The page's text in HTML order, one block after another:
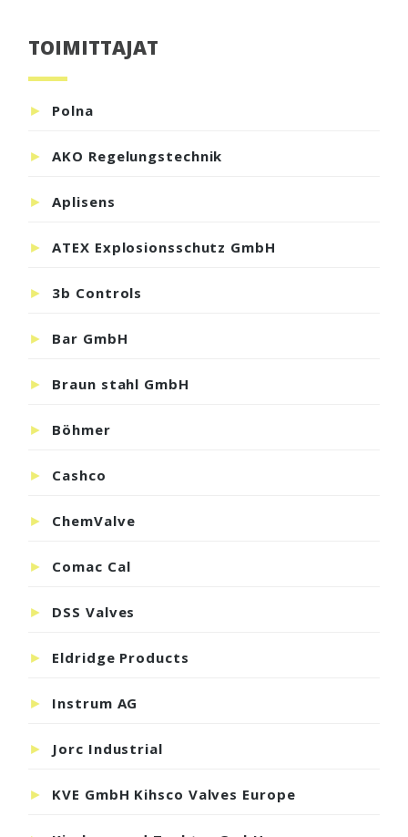
Ensisijainen
sivupalkki
TOIMITTAJAT
Polna
AKO Regelungstechnik
Aplisens
ATEX Explosionsschutz GmbH
3b Controls
Bar GmbH
Braun stahl GmbH
Böhmer
Cashco
ChemValve
Comac Cal
DSS Valves
Eldridge Products
Instrum AG
Jorc Industrial
KVE GmbH Kihsco Valves Europe